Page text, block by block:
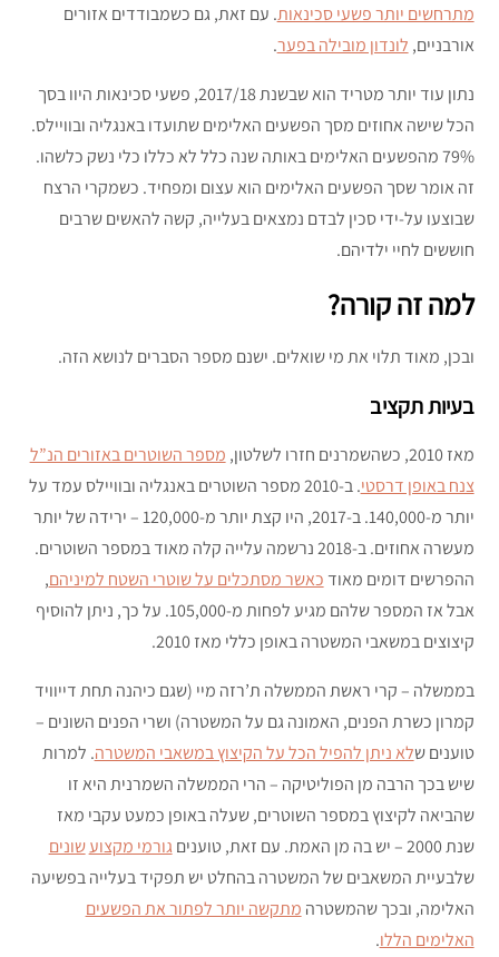
מתרחשים יותר פשעי סכינאות. עם זאת, גם כשמבודדים אזורים
אורבניים, לונדון מובילה בפער.
נתון עוד יותר מטריד הוא שבשנת 2017/18, פשעי סכינאות היוו בסך
הכל שישה אחוזים מסך הפשעים האלימים שתועדו באנגליה ובוויילס.
79% מהפשעים האלימים באותה שנה כלל לא כללו כלי נשק כלשהו.
זה אומר שסך הפשעים האלימים הוא עצום ומפחיד. כשמקרי הרצח
שבוצעו על-ידי סכין לבדם נמצאים בעלייה, קשה להאשים שרבים
חוששים לחיי ילדיהם.
למה זה קורה?
ובכן, מאוד תלוי את מי שואלים. ישנם מספר הסברים לנושא הזה.
בעיות תקציב
מאז 2010, כשהשמרנים חזרו לשלטון,
מספר השוטרים באזורים הנ”ל
צנח באופן דרסטי
. ב-2010 מספר השוטרים באנגליה ובוויילס עמד על
יותר מ-140,000. ב-2017, היו קצת יותר מ-120,000 – ירידה של יותר
מעשרה אחוזים. ב-2018 נרשמה עלייה קלה מאוד במספר השוטרים.
ההפרשים דומים מאוד כאשר מסתכלים על שוטרי השטח למיניהם,
אבל אז המספר שלהם מגיע לפחות מ-105,000. על כך, ניתן להוסיף
קיצוצים במשאבי המשטרה באופן כללי מאז 2010.
בממשלה – קרי ראשת הממשלה ת’רזה מיי (שגם כיהנה תחת דייוויד
קמרון כשרת הפנים, האמונה גם על המשטרה) ושרי הפנים השונים –
טוענים שלא ניתן להפיל הכל על הקיצוץ במשאבי המשטרה. למרות
שיש בכך הרבה מן הפוליטיקה – הרי הממשלה השמרנית היא זו
שהביאה לקיצוץ במספר השוטרים, שעלה באופן כמעט עקבי מאז
שנת 2000 – יש בה מן האמת. עם זאת, טוענים
גורמי מקצועשונים
שלבעיית המשאבים של המשטרה בהחלט יש תפקיד בעלייה בפשיעה
האלימה, ובכך שהמשטרה מתקשה יותר לפתור את הפשעים
האלימים הללו.